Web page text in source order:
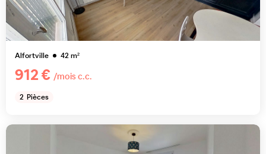
Alfortville 42m²
912 € /mois c.c.
2 Pièces